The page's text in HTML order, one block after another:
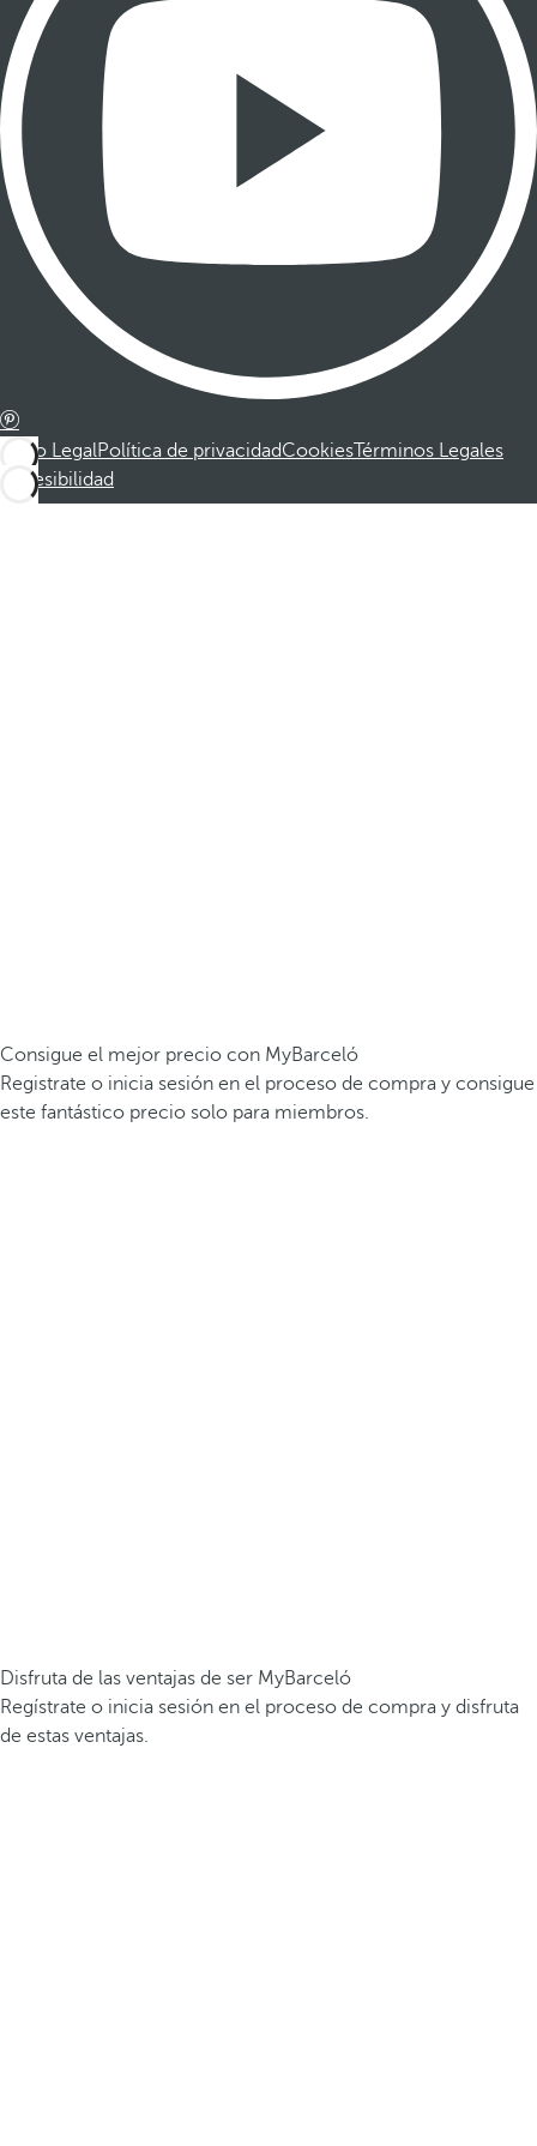
Aviso LegalPolítica de privacidadCookiesTérminos Legales
Accesibilidad
Consigue el mejor precio con MyBarceló
Registrate o inicia sesión en el proceso de compra y consigue
este fantástico precio solo para miembros.
Disfruta de las ventajas de ser MyBarceló
Regístrate o inicia sesión en el proceso de compra y disfruta
de estas ventajas.